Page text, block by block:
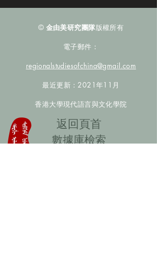
© 金由美研究團隊版權所有
電子郵件：
regionalstudiesofchina@gmail.com
最近更新：2021年11月
香港大學現代語言與文化學院
​返回頁首
數據庫檢索